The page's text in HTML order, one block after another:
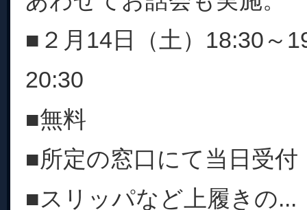
■２月14日（土）18:30～
20:30
■無料
■所定の窓口にて当日受付
■スリッパなど上履きの...